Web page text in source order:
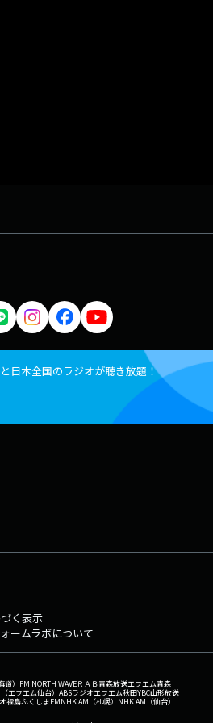
日本全国のラジオが聴き放題！
く表示
ームラボについて
） FM NORTH WAVEＲＡＢ青森放送エフエム青森
エフエム仙台） ABSラジオエフエム秋田YBC山形放送
福島ふくしまFMNHK AM（札幌） NHK AM（仙台）